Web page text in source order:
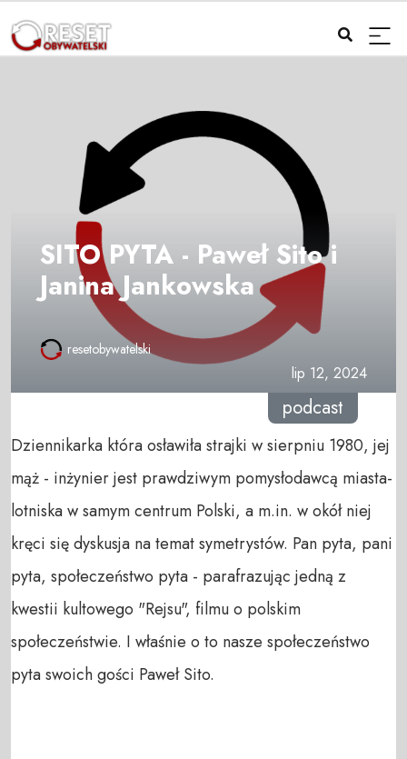
SITO PYTA - Paweł Sito i
Janina Jankowska
resetobywatelski
lip 12, 2024
podcast
Dziennikarka która osławiła strajki w sierpniu 1980, jej
mąż - inżynier jest prawdziwym pomysłodawcą miasta-
lotniska w samym centrum Polski, a m.in. w okół niej
kręci się dyskusja na temat symetrystów. Pan pyta, pani
pyta, społeczeństwo pyta - parafrazując jedną z
kwestii kultowego "Rejsu", filmu o polskim
społeczeństwie. I właśnie o to nasze społeczeństwo
pyta swoich gości Paweł Sito.